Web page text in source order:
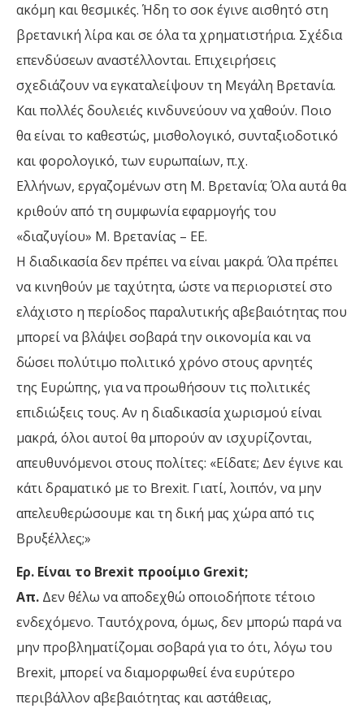
ακόμη και θεσμικές. Ήδη το σοκ έγινε αισθητό στη
βρετανική λίρα και σε όλα τα χρηματιστήρια. Σχέδια
επενδύσεων αναστέλλονται. Επιχειρήσεις
σχεδιάζουν να εγκαταλείψουν τη Μεγάλη Βρετανία.
Και πολλές δουλειές κινδυνεύουν να χαθούν. Ποιο
θα είναι το καθεστώς, μισθολογικό, συνταξιοδοτικό
και φορολογικό, των ευρωπαίων, π.χ.
Ελλήνων, εργαζομένων στη Μ. Βρετανία; Όλα αυτά θα
κριθούν από τη συμφωνία εφαρμογής του
«διαζυγίου» Μ. Βρετανίας – ΕΕ.
Η διαδικασία δεν πρέπει να είναι μακρά. Όλα πρέπει
να κινηθούν με ταχύτητα, ώστε να περιοριστεί στο
ελάχιστο η περίοδος παραλυτικής αβεβαιότητας που
μπορεί να βλάψει σοβαρά την οικονομία και να
δώσει πολύτιμο πολιτικό χρόνο στους αρνητές
της Ευρώπης, για να προωθήσουν τις πολιτικές
επιδιώξεις τους. Αν η διαδικασία χωρισμού είναι
μακρά, όλοι αυτοί θα μπορούν αν ισχυρίζονται,
απευθυνόμενοι στους πολίτες: «Είδατε; Δεν έγινε και
κάτι δραματικό με το Brexit. Γιατί, λοιπόν, να μην
απελευθερώσουμε και τη δική μας χώρα από τις
Βρυξέλλες;»
Ερ. Είναι το Brexit προοίμιο Grexit;
Απ. Δεν θέλω να αποδεχθώ οποιοδήποτε τέτοιο
ενδεχόμενο. Ταυτόχρονα, όμως, δεν μπορώ παρά να
μην προβληματίζομαι σοβαρά για το ότι, λόγω του
Brexit, μπορεί να διαμορφωθεί ένα ευρύτερο
περιβάλλον αβεβαιότητας και αστάθειας,